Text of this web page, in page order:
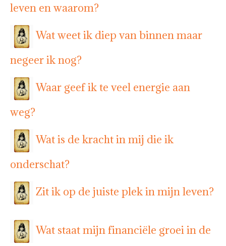
leven en waarom?
Wat weet ik diep van binnen maar
negeer ik nog?
Waar geef ik te veel energie aan
weg?
Wat is de kracht in mij die ik
onderschat?
Zit ik op de juiste plek in mijn leven?
Wat staat mijn financiële groei in de